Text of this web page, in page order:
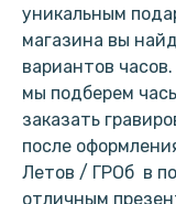
уникальным
магазина вы
вариантов
мы подберем
заказать
после
Летов / ГРОб в
отличным